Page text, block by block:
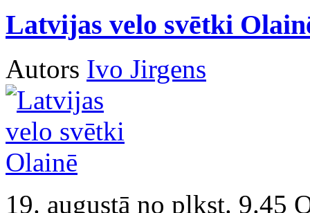
Latvijas velo svētki
Autors Ivo Jirgens
19. augustā no plkst. 9.45